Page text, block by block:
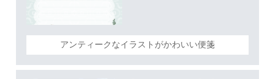
アンティークなイラストがかわいい便箋